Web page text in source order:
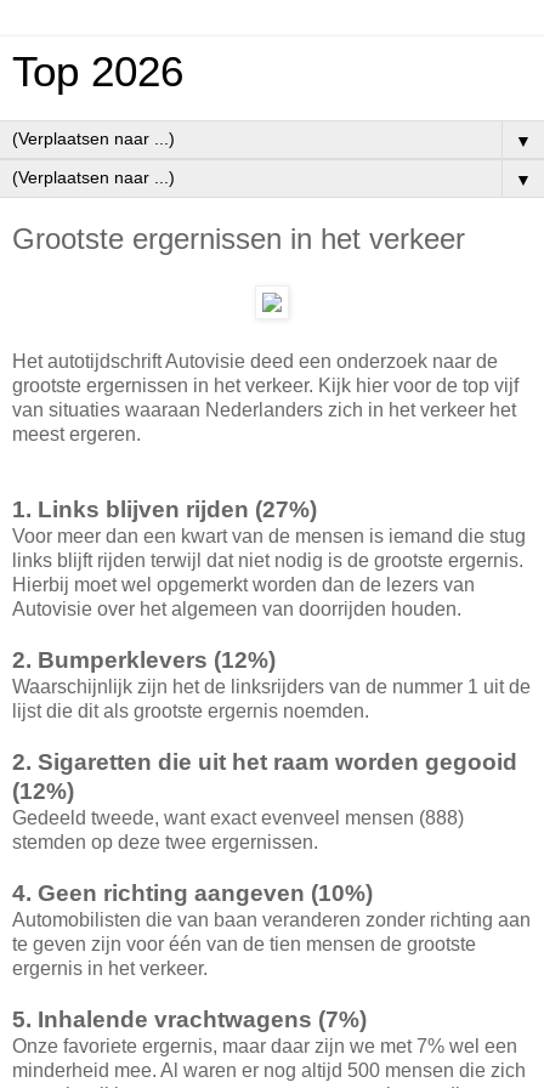
Top 2026
▼
▼
Grootste ergernissen in het verkeer
Het autotijdschrift Autovisie deed een onderzoek naar de
grootste ergernissen in het verkeer. Kijk hier voor de top vijf
van situaties waaraan Nederlanders zich in het verkeer het
meest ergeren.
1. Links blijven rijden (27%)
Voor meer dan een kwart van de mensen is iemand die stug
links blijft rijden terwijl dat niet nodig is de grootste ergernis.
Hierbij moet wel opgemerkt worden dan de lezers van
Autovisie over het algemeen van doorrijden houden.
2. Bumperklevers (12%)
Waarschijnlijk zijn het de linksrijders van de nummer 1 uit de
lijst die dit als grootste ergernis noemden.
2. Sigaretten die uit het raam worden gegooid
(12%)
Gedeeld tweede, want exact evenveel mensen (888)
stemden op deze twee ergernissen.
4. Geen richting aangeven (10%)
Automobilisten die van baan veranderen zonder richting aan
te geven zijn voor één van de tien mensen de grootste
ergernis in het verkeer.
5. Inhalende vrachtwagens (7%)
Onze favoriete ergernis, maar daar zijn we met 7% wel een
minderheid mee. Al waren er nog altijd 500 mensen die zich